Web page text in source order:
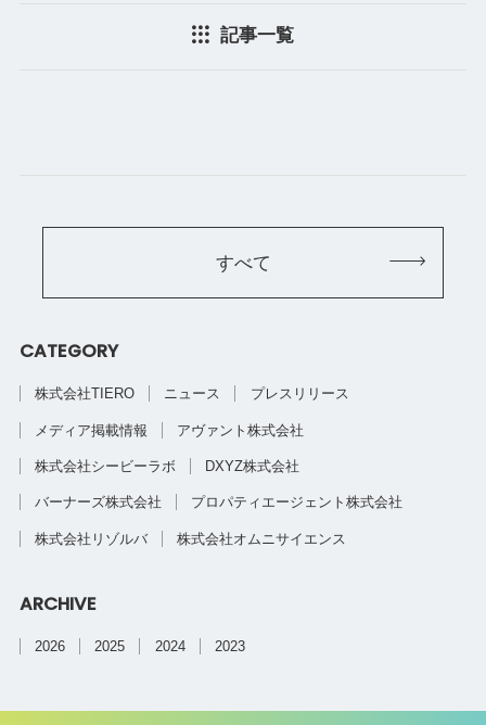
記事一覧
すべて
CATEGORY
株式会社TIERO ニュース プレスリリース
メディア掲載情報 アヴァント株式会社
株式会社シービーラボ DXYZ株式会社
バーナーズ株式会社 プロパティエージェント株式会社
株式会社リゾルバ 株式会社オムニサイエンス
ARCHIVE
2026 2025 2024 2023